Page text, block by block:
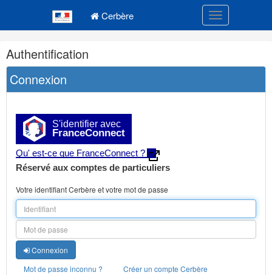
Cerbère Toggle
Navigation
et
outils
annexes
Authentification
Connexion
S'identifier avec
FranceConnect
Qu' est-ce que FranceConnect ?
Réservé aux comptes de particuliers
Votre identifiant Cerbère et votre mot de passe
Connexion
Mot de passe inconnu ?
Créer un compte Cerbère